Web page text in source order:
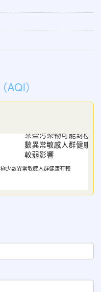
）
少數異常敏感人群健康有較